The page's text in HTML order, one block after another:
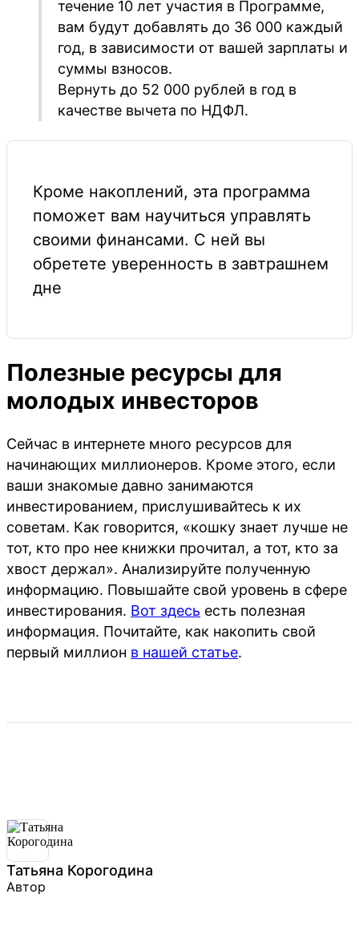
течение 10 лет участия в Программе,
вам будут добавлять до 36 000 каждый
год, в зависимости от вашей зарплаты и
суммы взносов.
Вернуть до 52 000 рублей в год в
качестве вычета по НДФЛ.
Кроме накоплений, эта программа
поможет вам научиться управлять
своими финансами. С ней вы
обретете уверенность в завтрашнем
дне
Полезные ресурсы для
молодых инвесторов
Сейчас в интернете много ресурсов для
начинающих миллионеров. Кроме этого, если
ваши знакомые давно занимаются
инвестированием, прислушивайтесь к их
советам. Как говорится, «кошку знает лучше не
тот, кто про нее книжки прочитал, а тот, кто за
хвост держал». Анализируйте полученную
информацию. Повышайте свой уровень в сфере
инвестирования. Вот здесь есть полезная
информация. Почитайте, как накопить свой
первый миллион в нашей статье.
Татьяна Корогодина
Автор